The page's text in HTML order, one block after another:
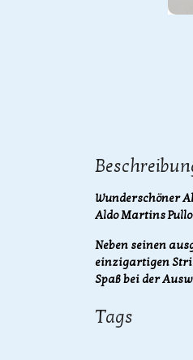
Wunderschöner
Aldo Martins
Neben seinen
einzigartigen
Spaß bei der
Tags